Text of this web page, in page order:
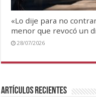
«Lo dije para no
menor que revocó un
28/07/2026
Artículos recientes